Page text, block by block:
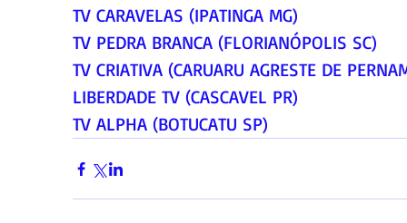
TV CARAVELAS (IPATINGA MG)
TV PEDRA BRANCA (FLORIANÓPOLIS SC)
TV CRIATIVA (CARUARU AGRESTE DE
LIBERDADE TV (CASCAVEL PR)
TV ALPHA (BOTUCATU SP)